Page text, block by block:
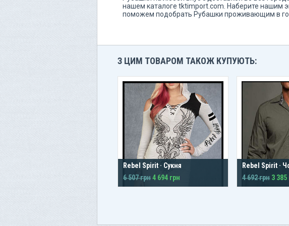
нашем каталоге tktimport.com. Наберите нашим
поможем подобрать Рубашки проживающим в
З ЦИМ ТОВАРОМ ТАКОЖ КУПУЮТЬ:
Rebel Spirit · Сукня
6 507 грн4 694 грн
Rebel Spirit ·
4 692 грн 3 385